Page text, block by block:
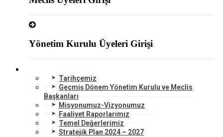
Yönetim Kurulu Üyeleri Girişi
Tarihçemiz
Geçmiş Dönem Yönetim Kurulu ve Meclis
Başkanları
Misyonumuz-Vizyonumuz
Faaliyet Raporlarımız
Temel Değerlerimiz
Stratejik Plan 2024 – 2027